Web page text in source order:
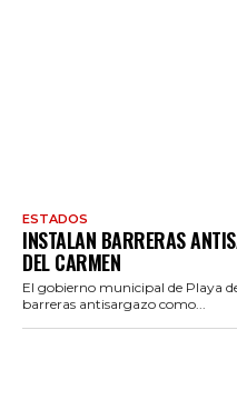
ESTADOS
INSTALAN BARRERAS
DEL CARMEN
El gobierno municipal de Playa
barreras antisargazo como...